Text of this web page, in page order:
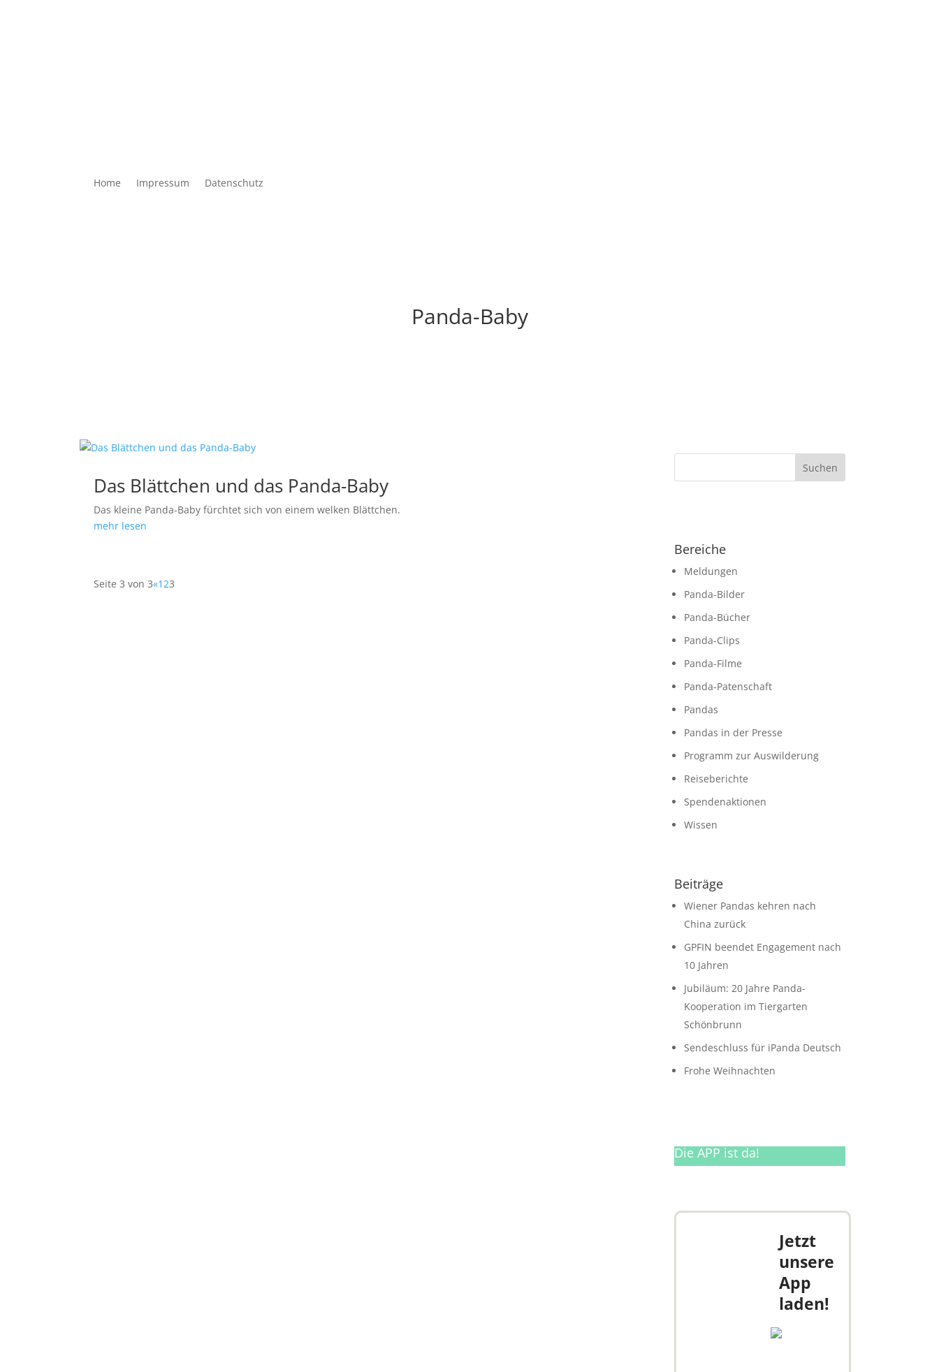
Home Impressum Datenschutz
Panda-Baby
Das Blättchen und das Panda-Baby
Das kleine Panda-Baby fürchtet sich von einem welken Blättchen.
mehr lesen
Seite 3 von 3«123
Bereiche
Meldungen
Panda-Bilder
Panda-Bücher
Panda-Clips
Panda-Filme
Panda-Patenschaft
Pandas
Pandas in der Presse
Programm zur Auswilderung
Reiseberichte
Spendenaktionen
Wissen
Beiträge
Wiener Pandas kehren nach
China zurück
GPFIN beendet Engagement nach
10 Jahren
Jubiläum: 20 Jahre Panda-
Kooperation im Tiergarten
Schönbrunn
Sendeschluss für iPanda Deutsch
Frohe Weihnachten
Die APP ist da!
Jetzt
unsere
App
laden!